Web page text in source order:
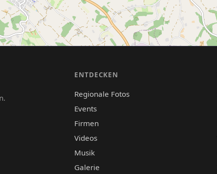
ENTDECKEN
Regionale Fotos
Events
Firmen
Videos
Musik
Galerie